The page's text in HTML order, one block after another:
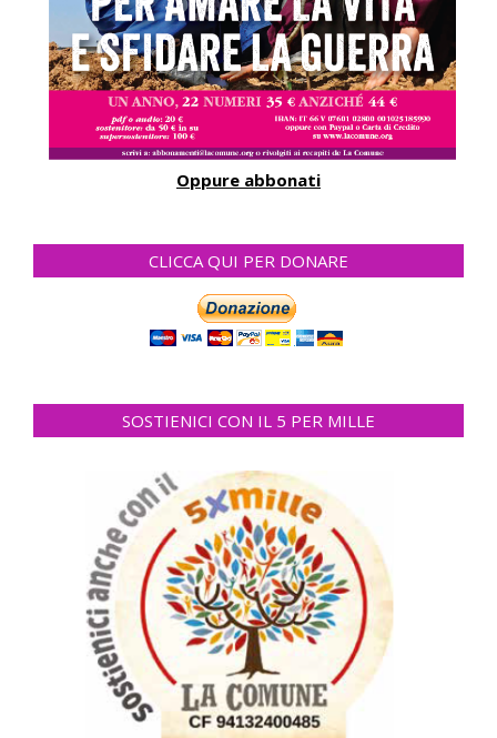
Oppure abbonati
CLICCA QUI PER DONARE
SOSTIENICI CON IL 5 PER MILLE